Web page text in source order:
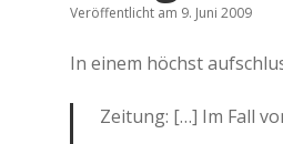
Veröffentlicht am 9. Juni 2009
In einem höchst
Zeitung: […] Im Fall